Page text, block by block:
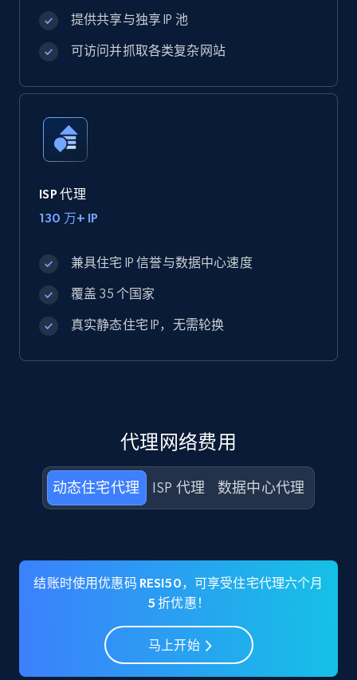
提供共享与独享 IP 池
可访问并抓取各类复杂网站
ISP 代理
130 万+ IP
兼具住宅 IP 信誉与数据中心速度
覆盖 35 个国家
真实静态住宅 IP，无需轮换
代理网络费用
动态住宅代理 ISP 代理 数据中心代理
结账时使用优惠码 RESI50，可享受住宅代理六个月
5 折优惠！
马上开始